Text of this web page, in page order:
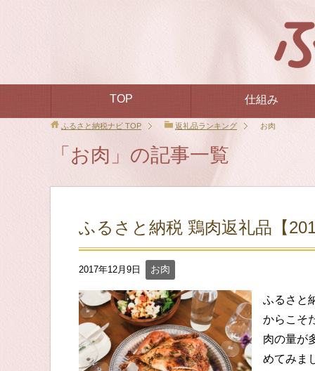
TOP 仕組み
ふるさと納税ナビ TOP 返礼品ランキング お肉
「お肉」の記事一覧
ふるさと納税 鶏肉返礼品【
2017年12月9日 お肉
ふるさと
からこそ
肉の量が
めてみま